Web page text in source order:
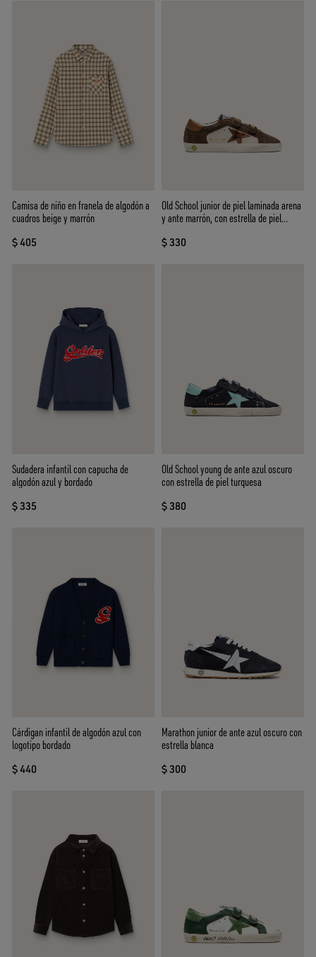
Camisa de niño en franela de algodón a
cuadros beige y marrón
$ 405
Old School junior de piel laminada arena
y ante marrón, con estrella de piel
$ 330
Sudadera infantil con capucha de
algodón azul y bordado
$ 335
Old School young de ante azul oscuro
con estrella de piel turquesa
$ 380
Cárdigan infantil de algodón azul con
logotipo bordado
$ 440
Marathon junior de ante azul oscuro con
estrella blanca
$ 300